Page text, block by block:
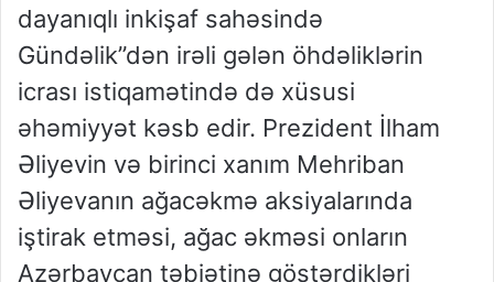
dayanıqlı inkişaf sahəsində
Gündəlik”dən irəli gələn öhdəliklərin
icrası istiqamətində də xüsusi
əhəmiyyət kəsb edir. Prezident İlham
Əliyevin və birinci xanım Mehriban
Əliyevanın ağacəkmə aksiyalarında
iştirak etməsi, ağac əkməsi onların
Azərbaycan təbiətinə göstərdikləri